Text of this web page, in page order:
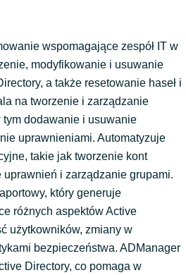
wspomagające zespół IT w
modyfikowanie i usuwanie
a także resetowanie haseł i
na tworzenie i zarządzanie
tym dodawanie i usuwanie
uprawnieniami. Automatyzuje
takie jak tworzenie kont
i zarządzanie grupami.
który generuje
różnych aspektów Active
użytkowników, zmiany w
bezpieczeństwa. ADManager
Directory, co pomaga w